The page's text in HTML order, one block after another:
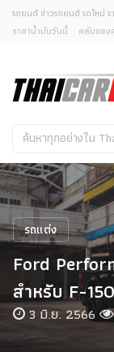
คุณต้องการยก
รถยนต์ ข่าวรถยนต์ รถใหม่
ราคาน้ำมันวันนี้
คลับของ
รถแต่ง
Ford
สําหรับ F-150
3 มิ.ย. 2566